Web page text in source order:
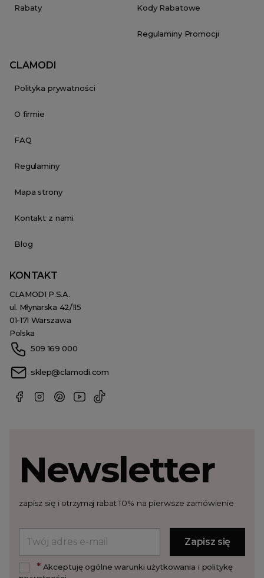
Rabaty Kody Rabatowe
Regulaminy Promocji
CLAMODI
Polityka prywatności
O firmie
FAQ
Regulaminy
Mapa strony
Kontakt z nami
Blog
KONTAKT
CLAMODI P.S.A.
ul. Młynarska 42/115
01-171 Warszawa
Polska
509 169 000
sklep@clamodi.com
Newsletter
zapisz się i otrzymaj rabat 10% na pierwsze zamówienie
*Akceptuję ogólne warunki użytkowania i politykę